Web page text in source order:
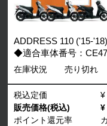
ADDRESS 110 ('15-'18)
◆適合車体番号：
在庫状況
売り切れ
税込定価
¥
販売価格(税込)
¥
ポイント還元率